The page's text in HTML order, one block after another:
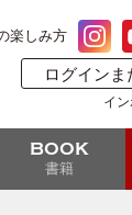
楽しみ方
ログイン
イ
BOOK
書籍